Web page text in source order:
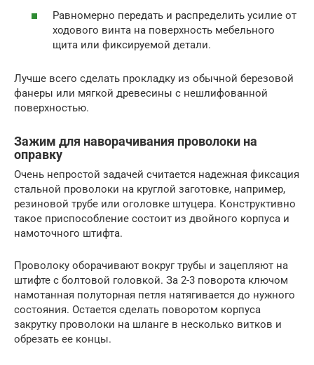
Равномерно передать и распределить усилие от
ходового винта на поверхность мебельного
щита или фиксируемой детали.
Лучше всего сделать прокладку из обычной березовой
фанеры или мягкой древесины с нешлифованной
поверхностью.
Зажим для наворачивания проволоки на
оправку
Очень непростой задачей считается надежная фиксация
стальной проволоки на круглой заготовке, например,
резиновой трубе или оголовке штуцера. Конструктивно
такое приспособление состоит из двойного корпуса и
намоточного штифта.
Проволоку оборачивают вокруг трубы и зацепляют на
штифте с болтовой головкой. За 2-3 поворота ключом
намотанная полуторная петля натягивается до нужного
состояния. Остается сделать поворотом корпуса
закрутку проволоки на шланге в несколько витков и
обрезать ее концы.